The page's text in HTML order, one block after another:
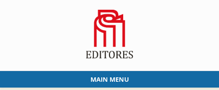
MAIN MENU